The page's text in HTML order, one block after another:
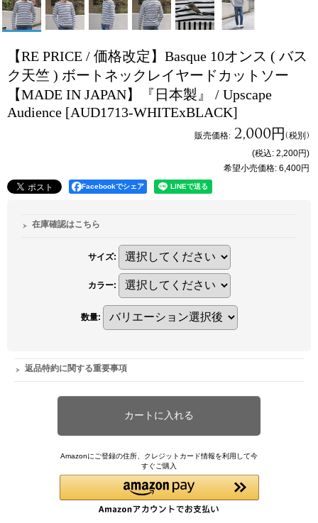
【RE PRICE / 価格改定】Basque 10オンス ( バス
ク天竺 ) ボートネックレイヤードカットソー
【MADE IN JAPAN】『日本製』 / Upscape
Audience [AUD1713-WHITExBLACK]
販売価格: 2,000円(税別)
(税込: 2,200円)
希望小売価格: 6,400円
Facebookでシェア
在庫確認はこちら
サイズ:
カラー:
数量:
返品特約に関する重要事項
Amazonにご登録の住所、クレジットカード情報を利用して今
すぐご購入